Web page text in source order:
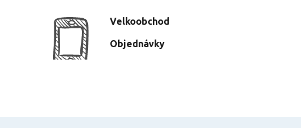
Velkoobchod
Objednávky